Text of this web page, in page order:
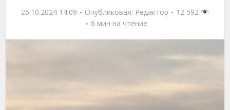
26.10.2024 14:09 Опубликовал: Редактор
12 592
6 мин на чтение